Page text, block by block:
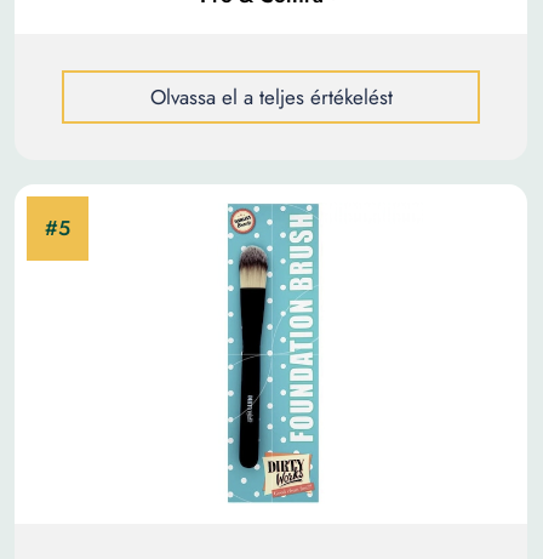
Olvassa el a teljes értékelést